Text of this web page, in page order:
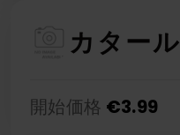
カタール
開始価格 €3.99